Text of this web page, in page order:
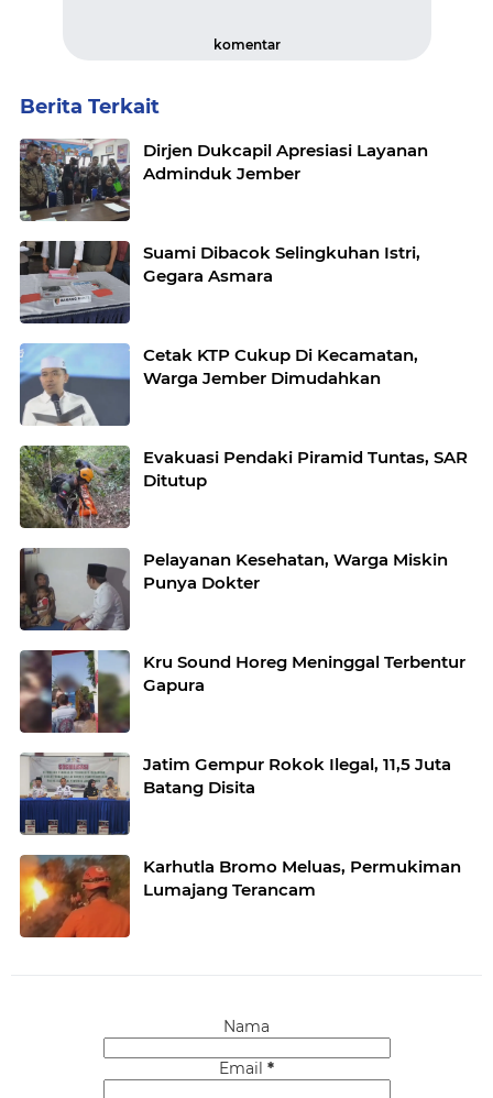
komentar
Berita Terkait
Dirjen Dukcapil Apresiasi Layanan
Adminduk Jember
Suami Dibacok Selingkuhan Istri,
Gegara Asmara
Cetak KTP Cukup Di Kecamatan,
Warga Jember Dimudahkan
Evakuasi Pendaki Piramid Tuntas, SAR
Ditutup
Pelayanan Kesehatan, Warga Miskin
Punya Dokter
Kru Sound Horeg Meninggal Terbentur
Gapura
Jatim Gempur Rokok Ilegal, 11,5 Juta
Batang Disita
Karhutla Bromo Meluas, Permukiman
Lumajang Terancam
Nama
Email *